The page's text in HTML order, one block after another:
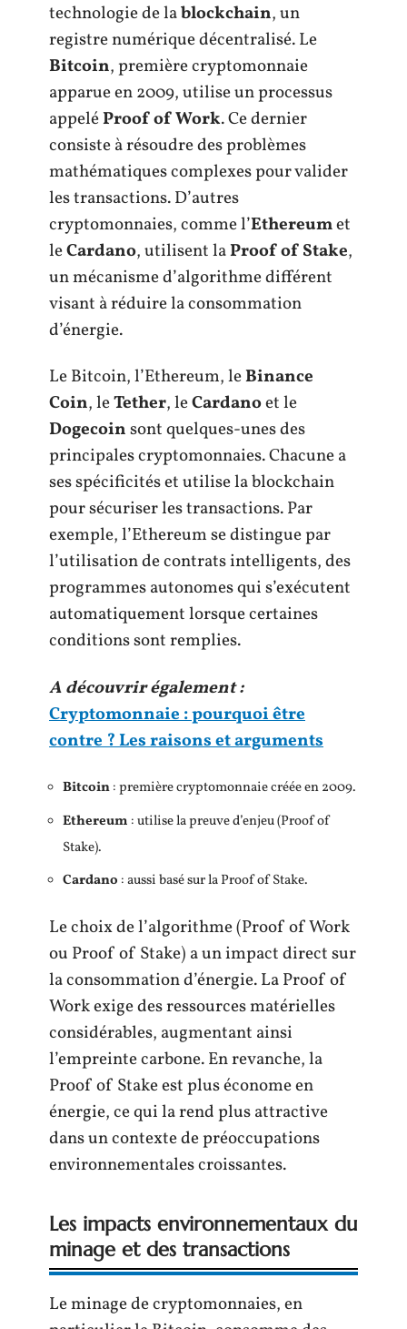
technologie de lablockchain, un
registre numérique décentralisé. Le
Bitcoin, première cryptomonnaie
apparue en 2009, utilise un processus
appeléProof of Work. Ce dernier
consiste à résoudre des problèmes
mathématiques complexes pour valider
les transactions. D’autres
cryptomonnaies, comme l’Ethereumet
leCardano, utilisent laProof of Stake,
un mécanisme d’algorithme différent
visant à réduire la consommation
d’énergie.
Le Bitcoin, l’Ethereum, leBinance
Coin, leTether, leCardanoet le
Dogecoinsont quelques-unes des
principales cryptomonnaies. Chacune a
ses spécificités et utilise la blockchain
pour sécuriser les transactions. Par
exemple, l’Ethereum se distingue par
l’utilisation de contrats intelligents, des
programmes autonomes qui s’exécutent
automatiquement lorsque certaines
conditions sont remplies.
A découvrir également :
Cryptomonnaie : pourquoi être
contre ? Les raisons et arguments
Bitcoin: première cryptomonnaie créée en 2009.
Ethereum : utilise la preuve d’enjeu (Proof of
Stake).
Cardano : aussi basé sur la Proof of Stake.
Le choix de l’algorithme (Proof of Work
ou Proof of Stake) a un impact direct sur
la consommation d’énergie. La Proof of
Work exige des ressources matérielles
considérables, augmentant ainsi
l’empreinte carbone. En revanche, la
Proof of Stake est plus économe en
énergie, ce qui la rend plus attractive
dans un contexte de préoccupations
environnementales croissantes.
Les impacts environnementaux du
minage et des transactions
Le minage de cryptomonnaies, en